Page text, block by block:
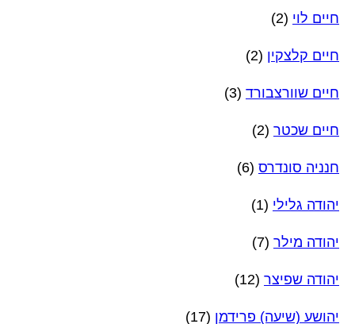
חיים לוי (2)
חיים קלצקין (2)
חיים שוורצבורד (3)
חיים שכטר (2)
חנניה סונדרס (6)
יהודה גלילי (1)
יהודה מילר (7)
יהודה שפיצר (12)
יהושע (שיעה) פרידמן (17)